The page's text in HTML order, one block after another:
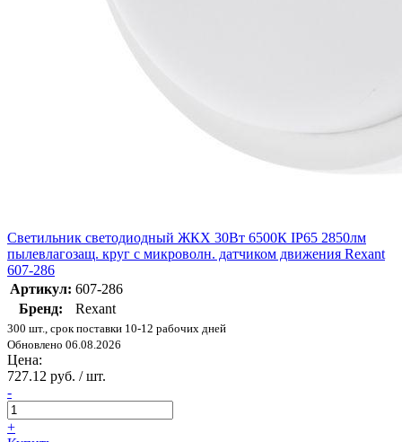
Светильник светодиодный ЖКХ 30Вт 6500К IP65 2850лм
пылевлагозащ. круг с микроволн. датчиком движения Rexant
607-286
Артикул: 607-286
Бренд:
Rexant
300 шт., срок поставки 10-12 рабочих дней
Обновлено 06.08.2026
Цена:
727.12 руб. / шт.
-
+